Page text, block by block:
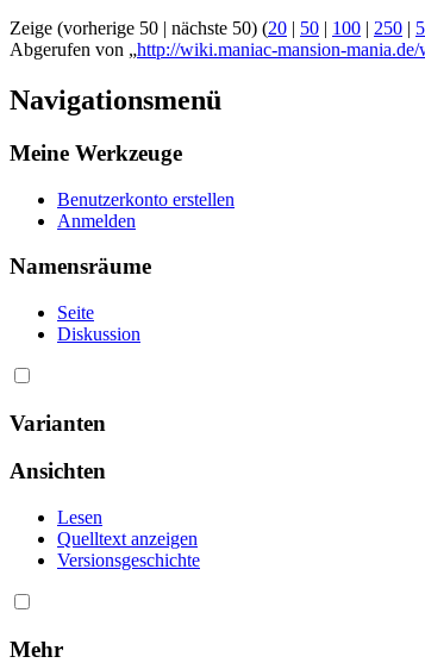
Zeige (vorherige 50 | nächste 50) (20 | 50 | 100 | 250 |
Abgerufen von „http://wiki.maniac-mansion-
Navigationsmenü
Meine Werkzeuge
Benutzerkonto erstellen
Anmelden
Namensräume
Seite
Diskussion
Varianten
Ansichten
Lesen
Quelltext anzeigen
Versionsgeschichte
Mehr